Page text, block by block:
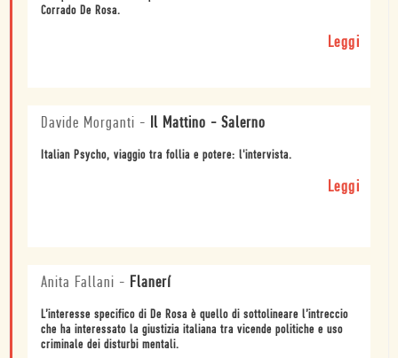
Corrado De Rosa.
Leggi
Davide Morganti - Il Mattino - Salerno
Italian Psycho, viaggio tra follia e potere: l'intervista.
Leggi
Anita Fallani - Flanerí
L’interesse specifico di De Rosa è quello di sottolineare l’intreccio
che ha interessato la giustizia italiana tra vicende politiche e uso
criminale dei disturbi mentali.